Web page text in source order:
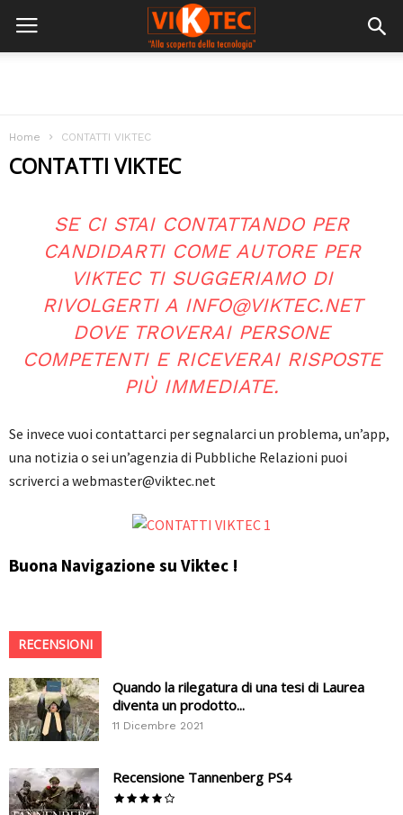
Home CONTATTI VIKTEC
CONTATTI VIKTEC
SE CI STAI CONTATTANDO PER
CANDIDARTI COME AUTORE PER
VIKTEC TI SUGGERIAMO DI
RIVOLGERTI A INFO@VIKTEC.NET
DOVE TROVERAI PERSONE
COMPETENTI E RICEVERAI RISPOSTE
PIÙ IMMEDIATE.
Se invece vuoi contattarci per segnalarci un problema, un’app,
una notizia o sei un’agenzia di Pubbliche Relazioni puoi
scriverci a webmaster@viktec.net
Buona Navigazione su Viktec !
RECENSIONI
Quando la rilegatura di una tesi di Laurea
diventa un prodotto...
11 Dicembre 2021
Recensione Tannenberg PS4